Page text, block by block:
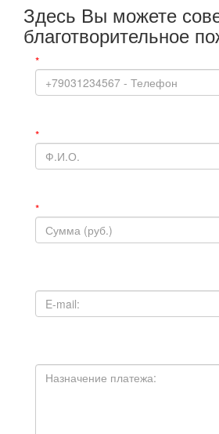
Здесь Вы можете
благотворительное
*
*
*